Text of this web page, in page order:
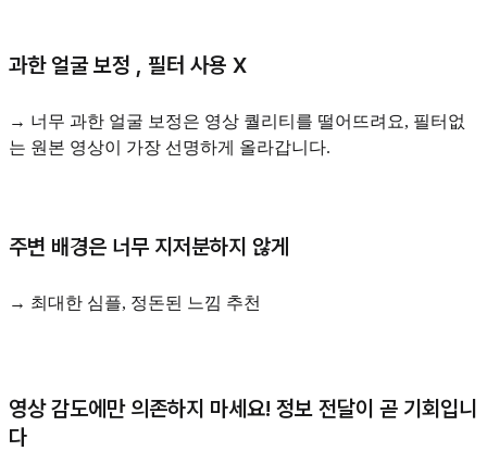
과한 얼굴 보정 , 필터 사용 X
→ 너무 과한 얼굴 보정은 영상 퀄리티를 떨어뜨려요, 필터없
는 원본 영상이 가장 선명하게 올라갑니다.
주변 배경은 너무 지저분하지 않게
→ 최대한 심플, 정돈된 느낌 추천
영상 감도에만 의존하지 마세요! 정보 전달이 곧 기회입니
다